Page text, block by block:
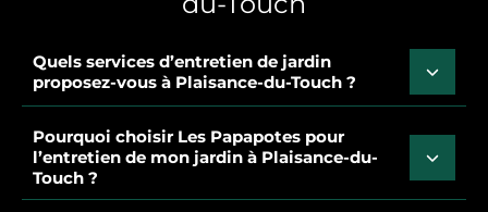
Quels services d’entretien de jardin
proposez-vous à Plaisance-du-Touch ?
Pourquoi choisir Les Papapotes pour
l’entretien de mon jardin à Plaisance-du-
Touch ?